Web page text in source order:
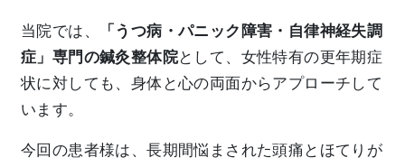
当院では、
「うつ病・パニック障害・自律神経失調
症」専門の鍼灸整体院として、女性特有の更年期症
状に対しても、身体と心の両面からアプローチして
います。
今回の患者様は、長期間悩まされた頭痛とほてりが